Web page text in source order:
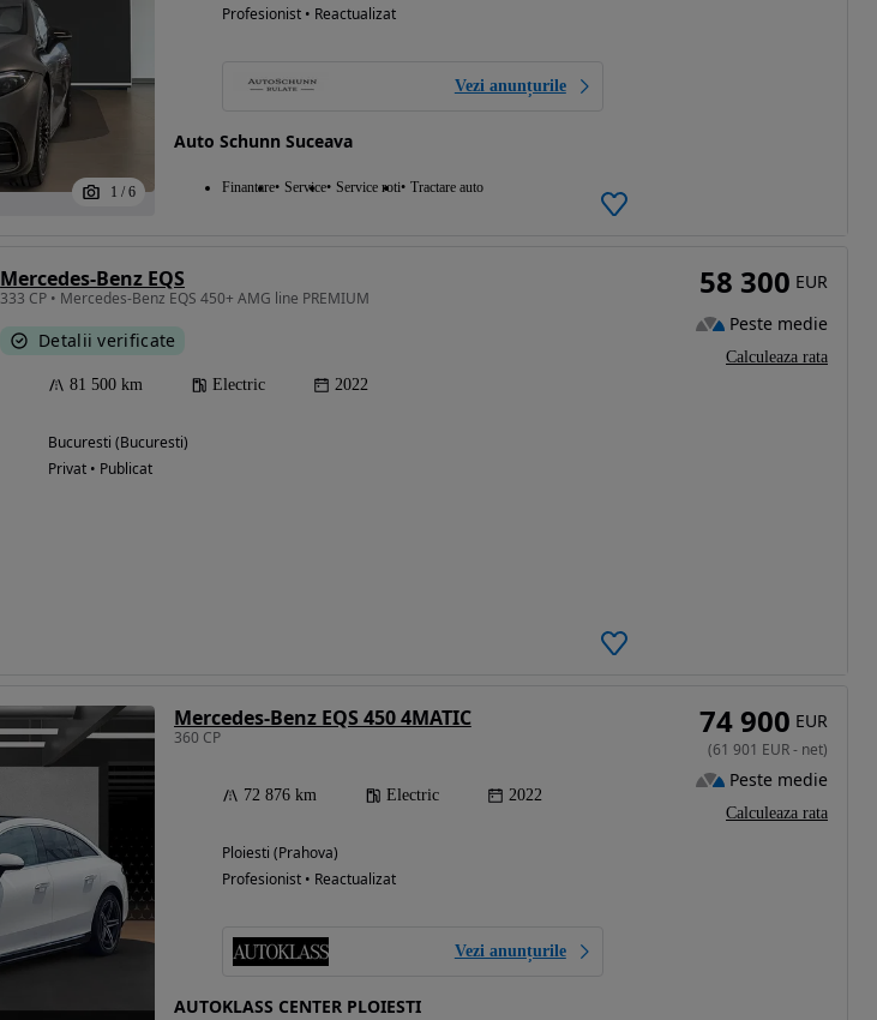
1 / 6
Profesionist • Reactualizat
Vezi anunțurile
Auto Schunn Suceava
Finantare Service Service roti Tractare auto
Mercedes-Benz EQS
333 CP • Mercedes-Benz EQS 450+ AMG line PREMIUM
Detalii verificate
81 500 km Electric 2022
Bucuresti (Bucuresti)
Privat • Publicat
58 300 EUR
Peste medie
Calculeaza rata
Mercedes-Benz EQS 450 4MATIC
360 CP
72 876 km Electric 2022
Ploiesti (Prahova)
Profesionist • Reactualizat
Vezi anunțurile
AUTOKLASS CENTER PLOIESTI
74 900 EUR
(61 901 EUR- net)
Peste medie
Calculeaza rata